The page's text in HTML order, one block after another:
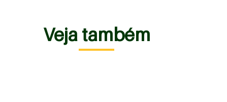
Veja também